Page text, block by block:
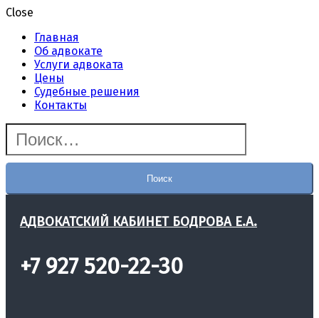
Close
Главная
Об адвокате
Услуги адвоката
Цены
Судебные решения
Контакты
АДВОКАТСКИЙ КАБИНЕТ БОДРОВА Е.А.
+7 927 520-22-30